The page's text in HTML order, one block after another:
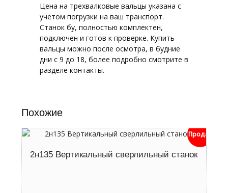
Цена на трехвалковые вальцы указана с
учетом погрузки на ваш транспорт.
Станок бу, полностью комплектен,
подключен и готов к проверке. Купить
вальцы можно после осмотра, в будние
дни с 9 до 18, более подробно смотрите в
разделе контакты.
Похожие
Продан
2н135 Вертикальный сверлильный станок